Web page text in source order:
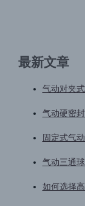
最新文章
气动对夹
气动硬密
固定式气
气动三通
如何选择